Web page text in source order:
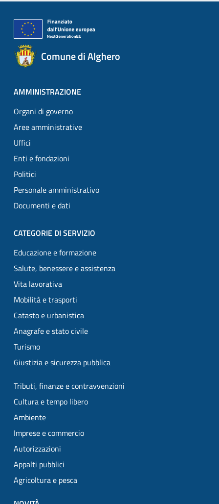
Comune di Alghero
AMMINISTRAZIONE
Organi di governo
Aree amministrative
Uffici
Enti e fondazioni
Politici
Personale amministrativo
Documenti e dati
CATEGORIE DI SERVIZIO
Educazione e formazione
Salute, benessere e assistenza
Vita lavorativa
Mobilità e trasporti
Catasto e urbanistica
Anagrafe e stato civile
Turismo
Giustizia e sicurezza pubblica
Tributi, finanze e contravvenzioni
Cultura e tempo libero
Ambiente
Imprese e commercio
Autorizzazioni
Appalti pubblici
Agricoltura e pesca